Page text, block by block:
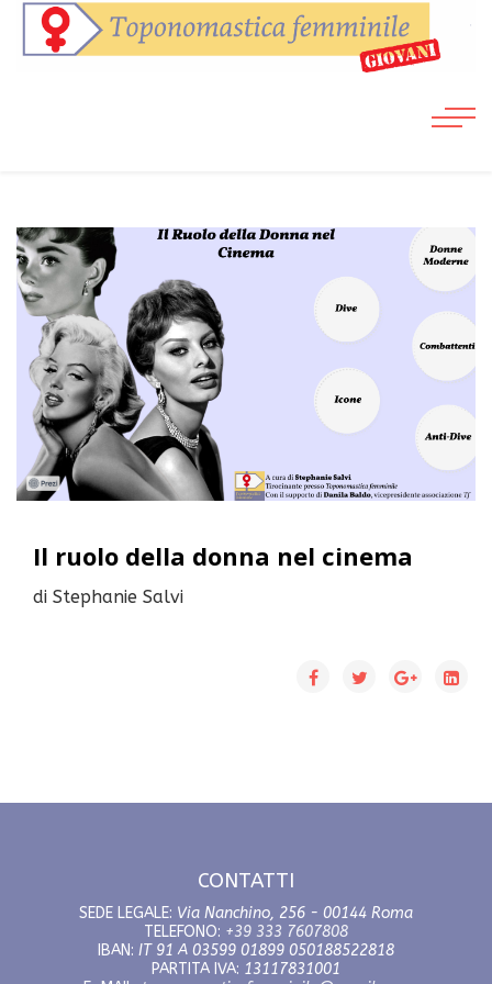
Il ruolo della donna nel cinema
di Stephanie Salvi
CONTATTI
SEDE LEGALE: Via Nanchino, 256 - 00144 Roma
TELEFONO: +39 333 7607808
IBAN: IT 91 A 03599 01899 050188522818
PARTITA IVA: 13117831001